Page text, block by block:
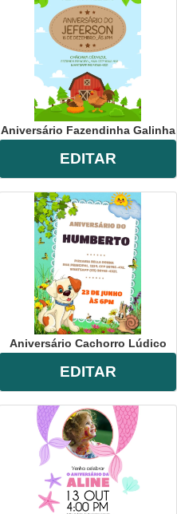
Aniversário Fazendinha Galinha
EDITAR
Aniversário Cachorro Lúdico
EDITAR